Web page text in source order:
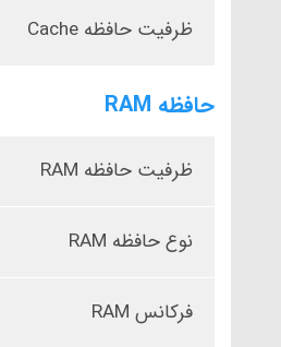
ظرفیت حافظه Cache
حافظه RAM
ظرفیت حافظه RAM
نوع حافظه RAM
فرکانس RAM